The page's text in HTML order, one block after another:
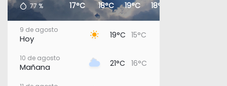
77 % 17°C 18°C 19°C 18°C
9 de agosto
Hoy 19°C 15°C
10 de agosto
Mañana 21°C 16°C